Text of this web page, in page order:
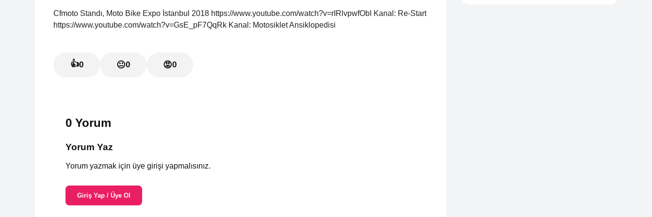
Cfmoto Standı, Moto Bike Expo İstanbul 2018 https://www.youtube.com/watch?v=rIRlvpwfObI Kanal: Re-Start
https://www.youtube.com/watch?v=GsE_pF7QqRk Kanal: Motosiklet Ansiklopedisi
👍0 😐0 😡0
0 Yorum
Yorum Yaz
Yorum yazmak için üye girişi yapmalısınız.
Giriş Yap / Üye Ol